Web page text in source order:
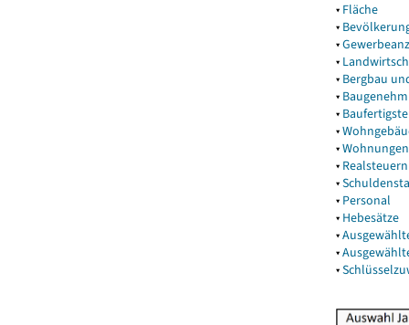
▾ Fläche
▾
▾
▾
▾ Bergbau
▾
▾
▾
▾Wohnungen
▾ Realsteuern
▾
▾ Personal
▾ Hebesätze
▾
▾
▾